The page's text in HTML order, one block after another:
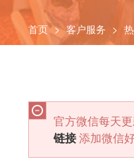
首页 > 客户服务 >
官方微信每天
链接添加微信